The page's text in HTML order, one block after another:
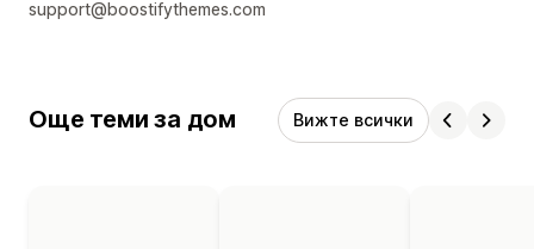
support@boostifythemes.com
Още теми за дом Вижте всички